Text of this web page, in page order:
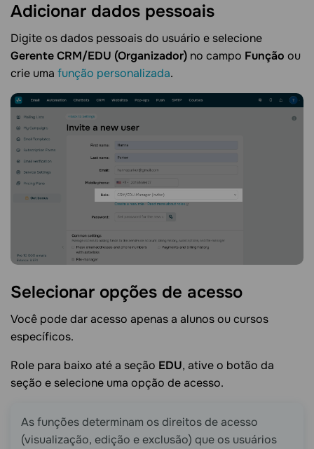
Adicionar dados pessoais
Digite os dados pessoais do usuário e selecione
Gerente CRM/EDU (Organizador) no campo Função ou
crie uma função personalizada.
Selecionar opções de acesso
Você pode dar acesso apenas a alunos ou cursos
específicos.
Role para baixo até a seção EDU, ative o botão da
seção e selecione uma opção de acesso.
As funções determinam os direitos de acesso
(visualização, edição e exclusão) que os usuários